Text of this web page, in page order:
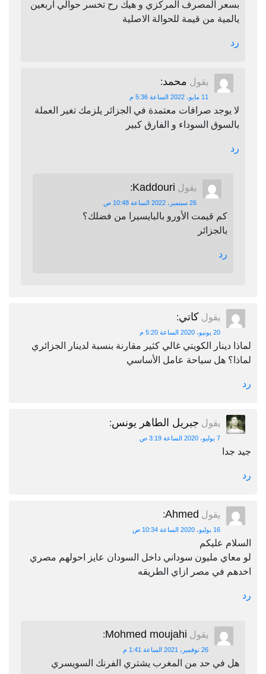
بسعر المصرف المركزي و هيك رح تخسر حوالي اربعين
يالمية من قيمة للحوالة الاصلية
رد
يقول محمد:
11 مايو، 2022 الساعة 5:36 م
لا يوجد صرافات معتمدة في الجزائر يلزمك تغير العملة
بالسوق السوداء و الفارق كبير
رد
يقول Kaddouri
:
26 سبتمبر، 2022 الساعة 10:48 ص
كم قيمت الأورو بالبايسيرا من فضلك؟
بالجزائر
رد
يقول كاتي:
20 يونيو، 2020 الساعة 5:20 م
لماذا دينار الكويتي غالي كثير مقارنة بنسبة لدينار الجزائري
لماذا؟ هل سياحة عامل الأساسي
رد
يقول جبريل الطاهر يونس:
7 يوليو، 2020 الساعة 3:19 ص
جيد جدا
رد
يقول Ahmed
:
16 يوليو، 2020 الساعة 10:34 ص
السلام عليكم
لو معاي مليون سوداني داخل السودان عايز احولهم مصري
اخدهم في مصر ازاي الطريقه
رد
يقول Mohmed moujahi
:
26 نوفمبر، 2021 الساعة 1:41 م
هل في حد من المغرب يشتري الفرنك السويسري